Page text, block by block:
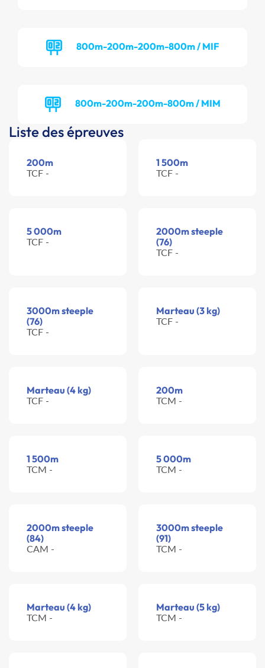
800m-200m-200m-800m / MIF
800m-200m-200m-800m / MIM
Liste des épreuves
200m
TCF -
1 500m
TCF -
5 000m
TCF -
2000m steeple
(76)
TCF -
3000m steeple
(76)
TCF -
Marteau (3 kg)
TCF -
Marteau (4 kg)
TCF -
200m
TCM -
1 500m
TCM -
5 000m
TCM -
2000m steeple
(84)
CAM -
3000m steeple
(91)
TCM -
Marteau (4 kg)
TCM -
Marteau (5 kg)
TCM -